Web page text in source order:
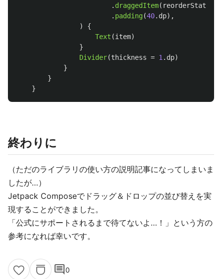
. draggedItem( reorderState
. padding(40. dp),
)
{
Text (item)
}
Divider(thickness = 1. dp)
}
}
}
終わりに
（ただのライブラリの使い方の説明記事になってしまいま
したが…）
Jetpack Composeでドラッグ＆ドロップの並び替えを実
現することができました。
「公式にサポートされるまで待てないよ…！」という方の
参考になれば幸いです。
comment0